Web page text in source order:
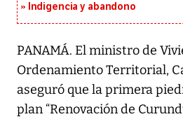
Indigencia y abandono
PANAMÁ. El ministro de
Ordenamiento Territorial,
aseguró que la primera
plan “Renovación de